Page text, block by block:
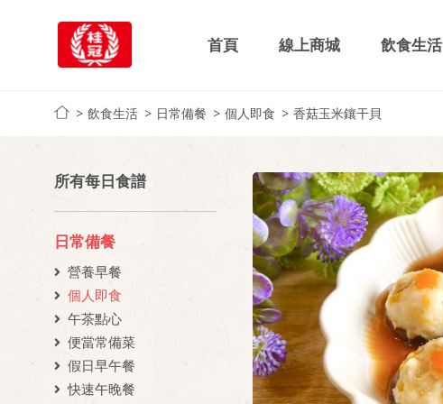
首頁 線上商城 飲食生活
飲食生活 日常備餐 個人即食 香菇玉米鑲干貝
所有每日食譜
日常備餐
營養早餐
個人即食
午茶點心
便當常備菜
假日早午餐
快速午晚餐